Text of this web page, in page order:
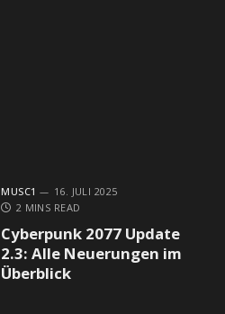
MUSC1
16. JULI 2025
2 MINS READ
Cyberpunk 2077 Update
2.3: Alle Neuerungen im
Überblick